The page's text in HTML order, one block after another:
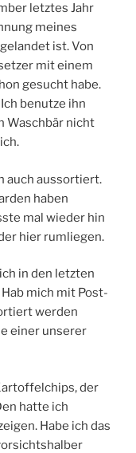
letztes Jahr
meines
ist. Von
mit einem
gesucht habe.
benutze ihn
Waschbär nicht
auch aussortiert.
haben
mal wieder hin
hier rumliegen.
in den letzten
mich mit Post-
werden
einer unserer
der
hatte ich
Habe ich das